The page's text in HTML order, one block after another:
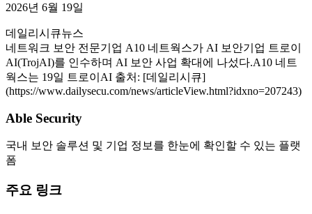
2026년 6월 19일
데일리시큐뉴스
네트워크 보안 전문기업 A10 네트웍스⁠가 AI 보안기업 트로이
AI(TrojAI)⁠를 인수하며 AI 보안 사업 확대에 나섰다.A10 네트
웍스는 19일 트로이AI 출처: [데일리시큐]
(https://www.dailysecu.com/news/articleView.html?idxno=207243)
Able Security
국내 보안 솔루션 및 기업 정보를 한눈에 확인할 수 있는 플랫
폼
주요 링크